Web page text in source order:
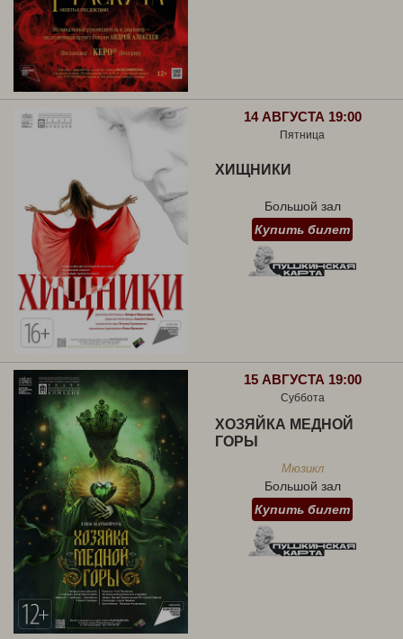
14 АВГУСТА 19:00
Пятница
ХИЩНИКИ
Большой зал
Купить билет
15 АВГУСТА 19:00
Суббота
ХОЗЯЙКА МЕДНОЙ
ГОРЫ
Мюзикл
Большой зал
Купить билет